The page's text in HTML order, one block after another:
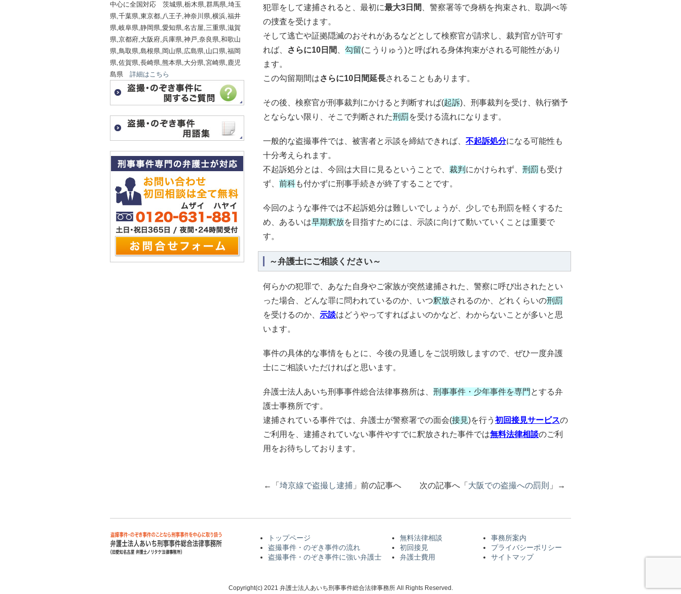
犯罪をして逮捕されると、最初に最大3日間
、警察署等で身柄を拘束され、取調べ等
の捜査を受けます。
そして逃亡や証拠隠滅のおそれがあるなどとして検察官が請求し、裁判官が許可す
れば、
さらに10日間 勾留(こうりゅう)と呼ばれる身体拘束がされる可能性があり
ます。
この勾留期間はさらに10日間延長されることもあります。
その後、検察官が刑事裁判にかけると判断すれば(起訴)、刑事裁判を受け、執行猶予
とならない限り、そこで判断された刑罰 を受ける流れになります。
一般的な盗撮事件では、被害者と示談を締結できれば、 不起訴処分になる可能性も
十分考えられます。
不起訴処分とは、今回は大目に見るということで、 裁判 にかけられず、 刑罰 も受け
ず、 前科も付かずに刑事手続きが終了することです。
今回のような事件では不起訴処分は難しいでしょうが、少しでも刑罰を軽くするた
め、あるいは早期釈放を目指すためには、示談に向けて動いていくことは重要で
す。
～弁護士にご相談ください～
何らかの犯罪で、あなた自身やご家族が突然逮捕された、警察に呼び出されたとい
った場合、どんな罪に問われているのか、いつ釈放されるのか、どれくらいの刑罰
を受けるのか、 示談はどうやってすればよいのかなど、わからないことが多いと思
います。
事件の具体的な事情をもとに、今後の見通しをご説明致しますので、ぜひ一度弁護
士にご相談いただければと思います。
弁護士法人あいち刑事事件総合法律事務所は、 刑事事件・少年事件を専門 とする弁
護士事務所です。
逮捕されている事件では、弁護士が警察署での面会(接見)を行う 初回接見サービスの
ご利用を、逮捕されていない事件やすでに釈放された事件では無料法律相談のご利
用をお待ちしております。
←「 埼京線で盗撮し逮捕 」前の記事へ 次の記事へ「 大阪での盗撮への罰則 」→
中心に全国対応 茨城県,栃木県,群馬県,埼玉
県,千葉県,東京都,八王子,神奈川県,横浜,福井
県,岐阜県,静岡県,愛知県,名古屋,三重県,滋賀
県,京都府,大阪府,兵庫県,神戸,奈良県,和歌山
県,鳥取県,島根県,岡山県,広島県,山口県,福岡
県,佐賀県,長崎県,熊本県,大分県,宮崎県,鹿児
島県 詳細はこちら
トップページ
盗撮事件・のぞき事件の流れ
盗撮事件・のぞき事件に強い弁護士
無料法律相談
初回接見
弁護士費用
事務所案内
プライバシーポリシー
サイトマップ
Copyright(c) 2021 弁護士法人あいち刑事事件総合法律事務所 All Rights Reserved.